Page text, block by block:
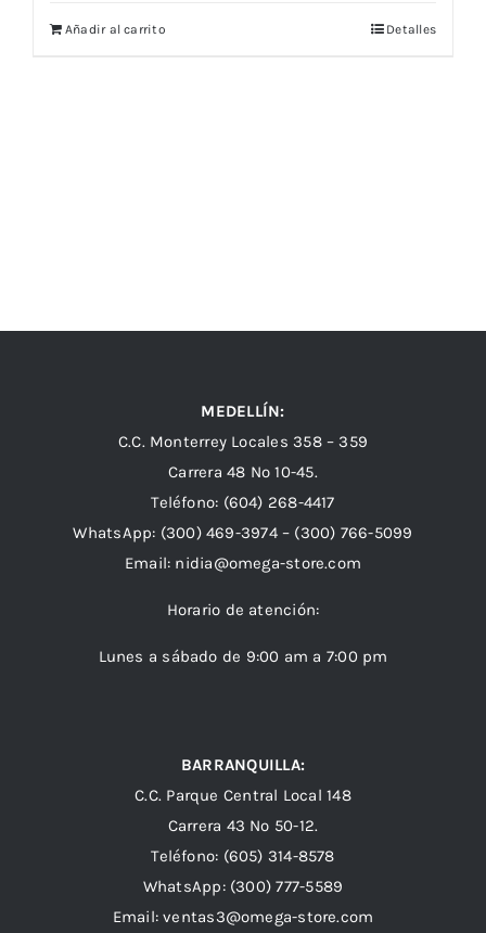
Añadir al carrito Detalles
MEDELLÍN:
C.C. Monterrey Locales 358 – 359
Carrera 48 Nº 10-45.
Teléfono: (604) 268-4417
WhatsApp: (300) 469-3974 – (300) 766-5099
Email: nidia@omega-store.com
Horario de atención:
Lunes a sábado de 9:00 am a 7:00 pm
BARRANQUILLA:
C.C. Parque Central Local 148
Carrera 43 Nº 50-12.
Teléfono: (605) 314-8578
WhatsApp: (300) 777-5589
Email: ventas3@omega-store.com